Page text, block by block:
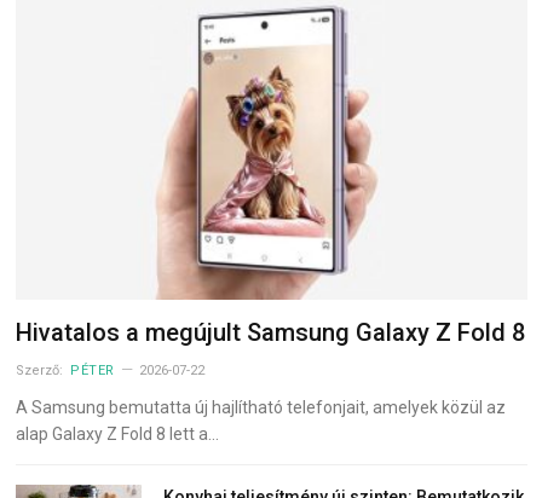
Hivatalos a megújult Samsung Galaxy Z Fold 8
Szerző: PÉTER 2026-07-22
A Samsung bemutatta új hajlítható telefonjait, amelyek közül az
alap Galaxy Z Fold 8 lett a…